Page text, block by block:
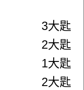
3大匙
2大匙
1大匙
2大匙